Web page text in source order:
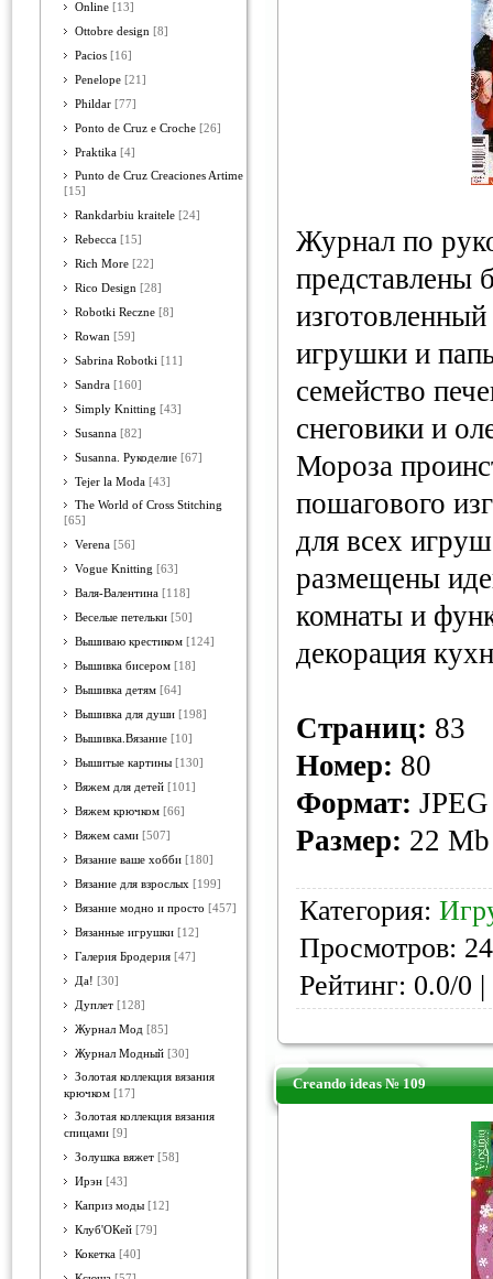
Online [13]
Ottobre design [8]
Pacios [16]
Penelope [21]
Phildar [77]
Ponto de Cruz e Croche [26]
Praktika [4]
Punto de Cruz Creaciones Artime
[15]
Rankdarbiu kraitele [24]
Rebecca [15]
Rich More [22]
Rico Design [28]
Robotki Reczne [8]
Rowan [59]
Sabrina Robotki [11]
Sandra [160]
Simply Knitting [43]
Susanna [82]
Susanna. Рукоделие [67]
Tejer la Moda [43]
The World of Cross Stitching
[65]
Verena [56]
Vogue Knitting [63]
Валя-Валентина [118]
Веселые петельки [50]
Вышиваю крестиком [124]
Вышивка бисером [18]
Вышивка детям [64]
Вышивка для души [198]
Вышивка.Вязание [10]
Вышитые картины [130]
Вяжем для детей [101]
Вяжем крючком [66]
Вяжем сами [507]
Вязание ваше хобби [180]
Вязание для взрослых [199]
Вязание модно и просто [457]
Вязанные игрушки [12]
Галерия Бродерия [47]
Да! [30]
Дуплет [128]
Журнал Мод [85]
Журнал Модный [30]
Золотая коллекция вязания
крючком [17]
Золотая коллекция вязания
спицами [9]
Золушка вяжет [58]
Ирэн [43]
Каприз моды [12]
Клуб'ОКей [79]
Кокетка [40]
Журнал по
представлены
игрушки и
семейство
снеговики и
Мороза
пошагового
для всех
размещены
комнаты и
декорация
Страниц: 83
Номер: 80
Формат: JPEG
Размер: 22 Mb
Категория:
Просмотров:
Рейтинг: 0.0/0 |
Creando ideas № 109